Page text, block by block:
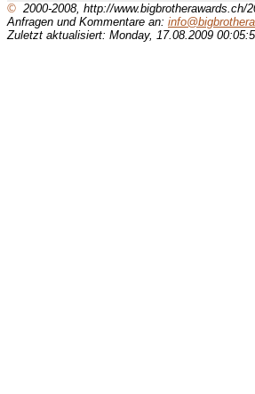
© 2000-2008, http://www.bigbrotherawards.ch/
Anfragen und Kommentare an:
Zuletzt aktualisiert: Monday, 17.08.2009